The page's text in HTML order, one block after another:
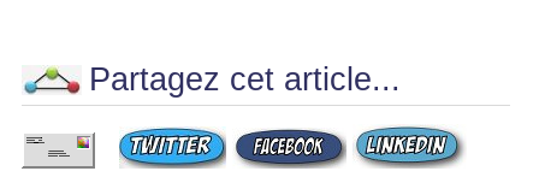
Partagez cet article...